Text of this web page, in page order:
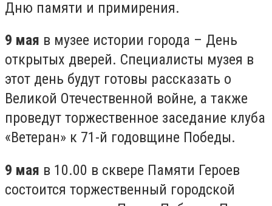
Дню памяти и примирения.
9 мая в музее истории города – День
открытых дверей. Специалисты музея в
этот день будут готовы рассказать о
Великой Отечественной войне, а также
проведут торжественное заседание клуба
«Ветеран» к 71-й годовщине Победы.
9 мая в 10.00 в сквере Памяти Героев
состоится торжественный городской